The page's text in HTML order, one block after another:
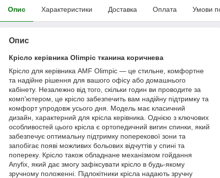
Опис Характеристики Доставка Оплата Умови
Опис
Крісло керівника Olimpic тканина коричнева
Крісло для керівника AMF Olimpic — це стильне, комфортне
та надійне рішення для вашого офісу або домашнього
кабінету. Незалежно від того, скільки годин ви проводите за
комп'ютером, це крісло забезпечить вам надійну підтримку та
комфорт упродовж усього дня. Модель має класичний
дизайн, характерний для крісла керівника. Однією з ключових
особливостей цього крісла є ортопедичний вигин спинки, який
забезпечує оптимальну підтримку поперекової зони та
запобігає появі можливих больових відчуттів у спині та
попереку. Крісло також обладнане механізмом гойдання
Anyfix, який дає змогу зафіксувати крісло в будь-якому
зручному положенні. Підлокітники крісла надають зручну